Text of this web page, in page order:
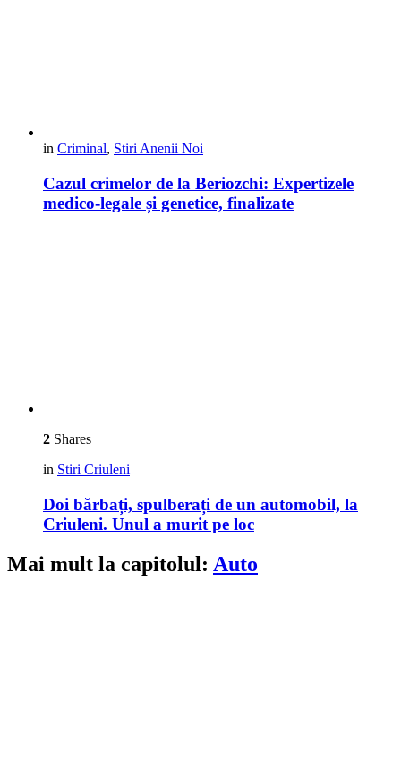
in Criminal, Stiri Anenii Noi
Cazul crimelor de la Beriozchi: Expertizele
medico-legale și genetice, finalizate
2 Shares
in Stiri Criuleni
Doi bărbați, spulberați de un automobil, la
Criuleni. Unul a murit pe loc
Mai mult la capitolul: Auto